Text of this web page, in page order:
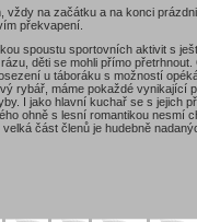
vždy na začátku a na konci
překvapení.
spoustu sportovních aktivit s
děti se mohli přímo
u táboráku s možností
rybář, máme pokaždé vynikající
I jako hlavní kuchař se s jejich
ohně s lesní romantikou nesmí
část členů je hudebně